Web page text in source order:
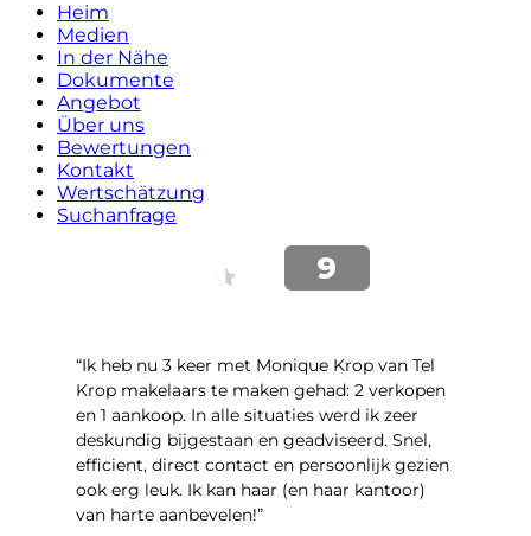
Heim
Medien
In der Nähe
Dokumente
Angebot
Über uns
Bewertungen
Kontakt
Wertschätzung
Suchanfrage
“Ik heb nu 3 keer met Monique Krop van Tel
Krop makelaars te maken gehad: 2 verkopen
en 1 aankoop. In alle situaties werd ik zeer
deskundig bijgestaan en geadviseerd. Snel,
efficient, direct contact en persoonlijk gezien
ook erg leuk. Ik kan haar (en haar kantoor)
van harte aanbevelen!”